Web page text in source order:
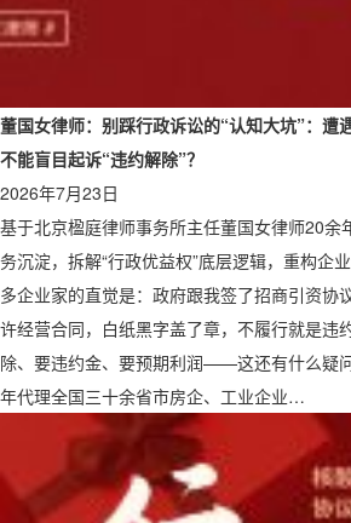
董国女律师：别踩行政诉讼的“认知大坑”：遭
不能盲目起诉“违约解除”？
2026年7月23日
基于北京楹庭律师事务所主任董国女律师20余
务沉淀，拆解“行政优益权”底层逻辑，重构企
多企业家的直觉是：政府跟我签了招商引资协
许经营合同，白纸黑字盖了章，不履行就是违
除、要违约金、要预期利润——这还有什么疑
年代理全国三十余省市房企、工业企业…